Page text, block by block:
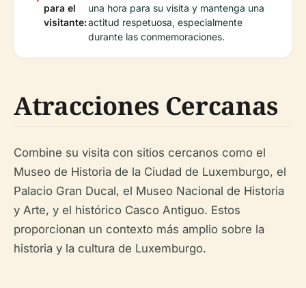
para el
visitante:
una hora para su visita y mantenga una
actitud respetuosa, especialmente
durante las conmemoraciones.
Atracciones Cercanas
Combine su visita con sitios cercanos como el
Museo de Historia de la Ciudad de Luxemburgo, el
Palacio Gran Ducal, el Museo Nacional de Historia
y Arte, y el histórico Casco Antiguo. Estos
proporcionan un contexto más amplio sobre la
historia y la cultura de Luxemburgo.